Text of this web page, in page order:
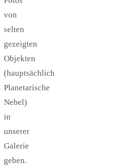
von
selten
gezeigten
Objekten
(hauptsächlich
Planetarische
Nebel)
in
unserer
Galerie
geben.